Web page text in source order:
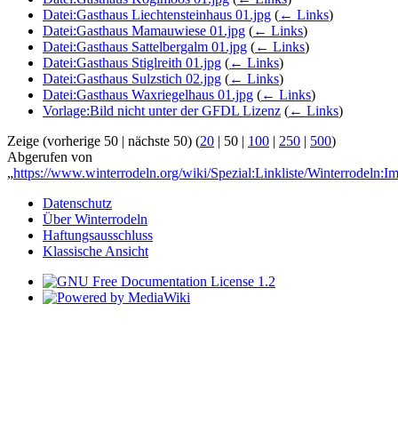
Datei:Gasthaus Liechtensteinhaus 01.jpg (← Links)
Datei:Gasthaus Mamauwiese 01.jpg (← Links)
Datei:Gasthaus Sattelbergalm 01.jpg (← Links)
Datei:Gasthaus Stiglreith 01.jpg (← Links)
Datei:Gasthaus Sulzstich 02.jpg (← Links)
Datei:Gasthaus Waxriegelhaus 01.jpg (← Links)
Vorlage:Bild nicht unter der GFDL Lizenz (← Links)
Zeige (vorherige 50 | nächste 50) (20 | 50 | 100 | 250 | 500)
Abgerufen von
„https://www.winterrodeln.org/wiki/Spezial:Linkliste/
Datenschutz
Über Winterrodeln
Haftungsausschluss
Klassische Ansicht